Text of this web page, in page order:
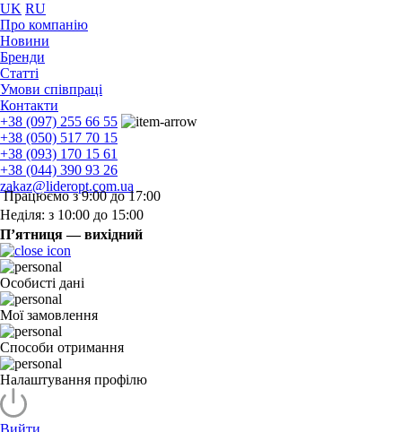
UK RU
Про компанію
Новини
Бренди
Статті
Умови співпраці
Контакти
+38 (097) 255 66 55
+38 (050) 517 70 15
+38 (093) 170 15 61
+38 (044) 390 93 26
zakaz@lideropt.com.ua
Працюємо з 9:00 до 17:00
Неділя: з 10:00 до 15:00
П’ятниця — вихідний
Особисті дані
Мої замовлення
Способи отримання
Налаштування профілю
Вийти